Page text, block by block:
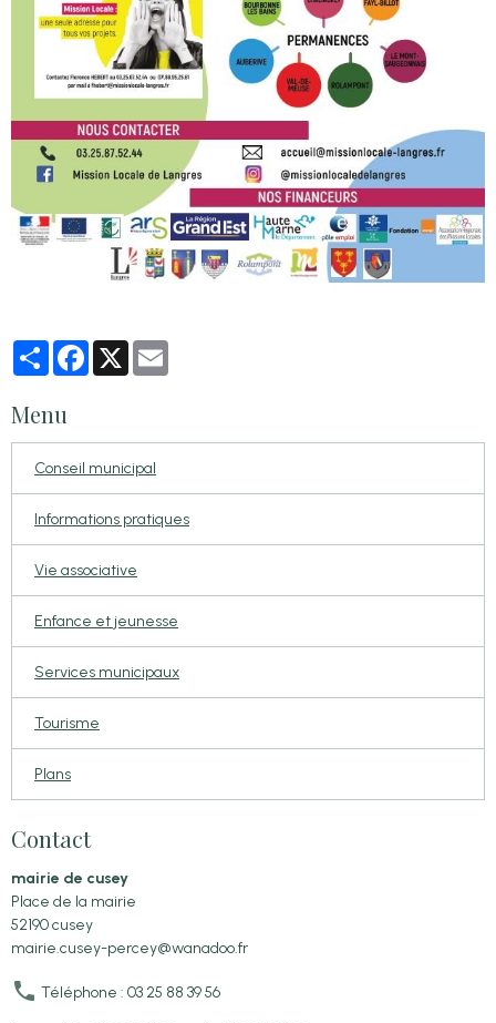
PartagerFacebook
X
Menu
Conseil municipal
Informations pratiques
Vie associative
Enfance et jeunesse
Services municipaux
Tourisme
Plans
Contact
mairie de cusey
Place de la mairie
52190 cusey
mairie.cusey-percey@wanadoo.fr
Téléphone : 03 25 88 39 56